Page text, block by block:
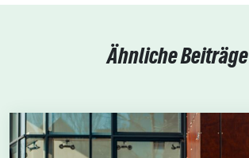
Ähnliche Beiträge